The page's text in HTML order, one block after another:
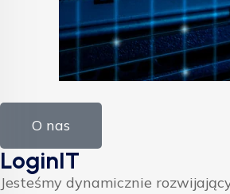
O nas
LoginIT
Jesteśmy dynamicznie